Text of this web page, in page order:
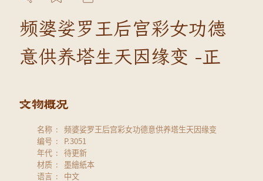
频婆娑罗王后宫彩女功德
意供养塔生天因缘变 -正
名称
频婆娑罗王后宫彩女功德意供养塔生天因缘变
编号
P.3051
年代
待更新
材质
墨繪紙本
语言
中文